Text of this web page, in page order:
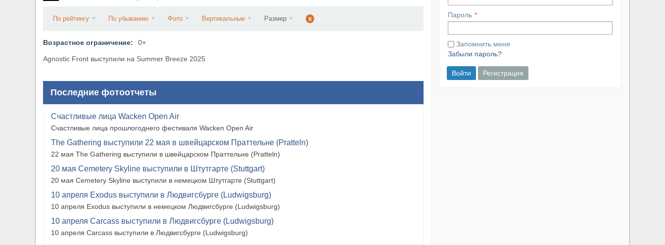
По рейтингу По убыванию Фото Вертикальные Размер x
Возрастное ограничение: 0+
Agnostic Front выступили на Summer Breeze 2025
Последние фотоотчеты
Счастливые лица Wacken Open Air
Счастливые лица прошлогоднего фестиваля Wacken Open Air
The Gathering выступили 22 мая в швейцарском Праттельне (Pratteln)
22 мая The Gathering выступили в швейцарском Праттельне (Pratteln)
20 мая Cemetery Skyline выступили в Штутгарте (Stuttgart)
20 мая Cemetery Skyline выступили в немецком Штутгарте (Stuttgart)
10 апреля Exodus выступили в Людвигсбурге (Ludwigsburg)
10 апреля Exodus выступили в немецком Людвигсбурге (Ludwigsburg)
10 апреля Carcass выступили в Людвигсбурге (Ludwigsburg)
10 апреля Carcass выступили в Людвигсбурге (Ludwigsburg)
Пароль
Запомнить меня
Забыли пароль?
Войти Регистрация